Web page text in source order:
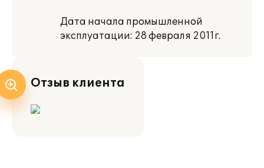
Дата начала промышленной
эксплуатации: 28 февраля 2011г.
Отзыв клиента